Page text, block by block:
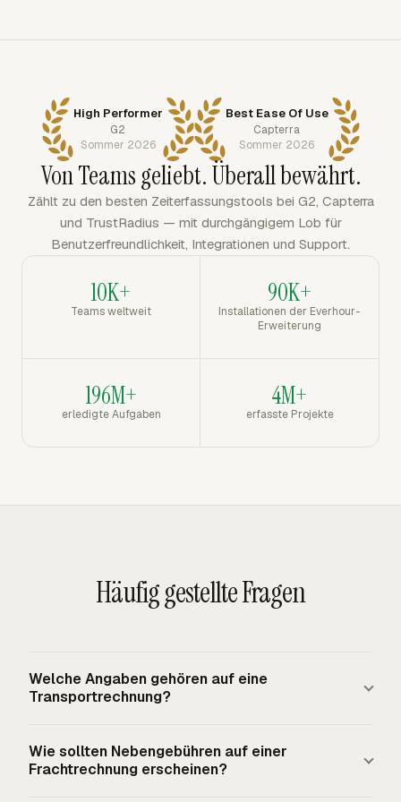
High Performer
G2
Sommer 2026
Best Ease Of Use
Capterra
Sommer 2026
Von Teams geliebt. Überall bewährt.
Zählt zu den besten Zeiterfassungstools bei G2, Capterra
und TrustRadius — mit durchgängigem Lob für
Benutzerfreundlichkeit, Integrationen und Support.
10K+
Teams weltweit
90K+
Installationen der Everhour-
Erweiterung
196M+
erledigte Aufgaben
4M+
erfasste Projekte
Häufig gestellte Fragen
Welche Angaben gehören auf eine
Transportrechnung?
oder Anbieter, die Rechnungsnummer, das
Rechnungsdatum, das Versanddatum, Ursprung, Ziel,
Wie sollten Nebengebühren auf einer
Frachtrechnung erscheinen?